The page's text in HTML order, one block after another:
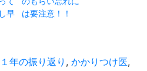
早
は要注意！！
タ
１年の振り返り , かかりつけ医,